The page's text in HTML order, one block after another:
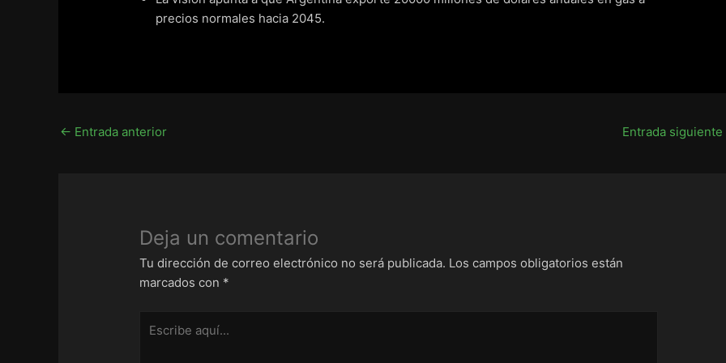
precios normales hacia 2045.
← Entrada anterior Entrada siguiente
Deja un comentario
Tu dirección de correo electrónico no será publicada. Los campos obligatorios están
marcados con *
aquí...